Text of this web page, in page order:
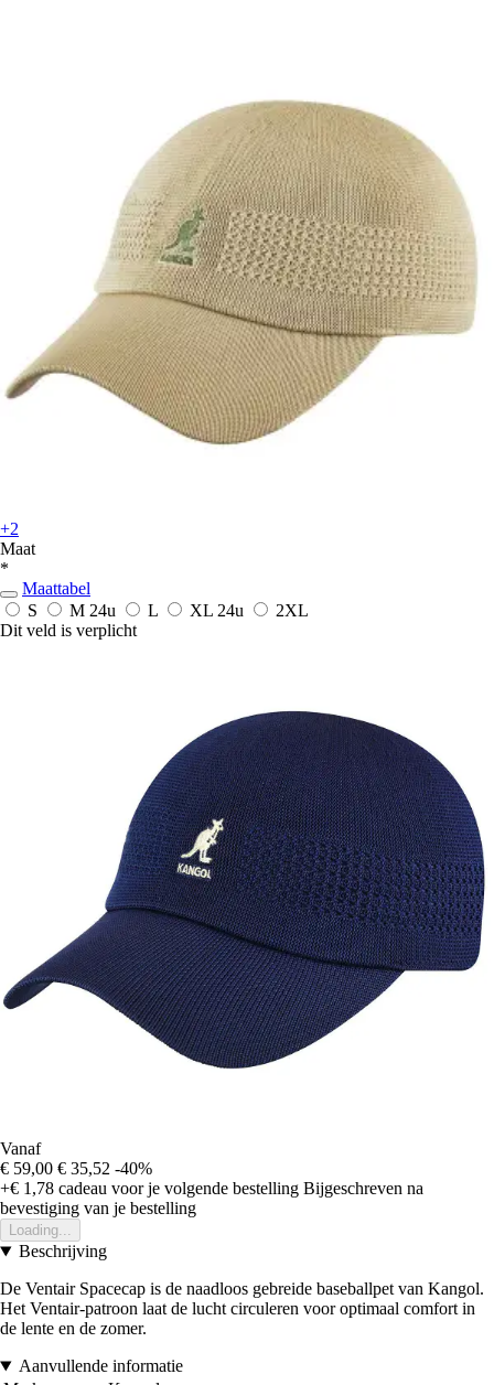
+2
Maat
*
Maattabel
S
M 24u L XL 24u
2XL
Dit veld is verplicht
Vanaf
€ 59,00 € 35,52 -40%
+€ 1,78 cadeau voor je volgende bestelling Bijgeschreven na
bevestiging van je bestelling
Loading...
Beschrijving
De Ventair Spacecap is de naadloos gebreide baseballpet van Kangol.
Het Ventair-patroon laat de lucht circuleren voor optimaal comfort in
de lente en de zomer.
Aanvullende informatie